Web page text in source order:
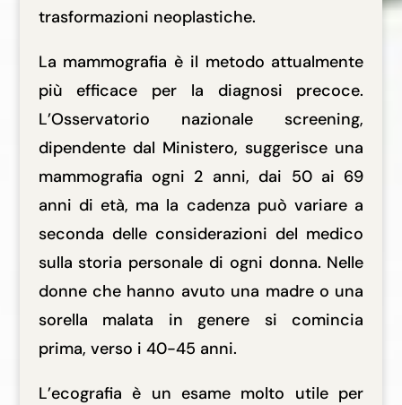
trasformazioni neoplastiche.
La mammografia è il metodo attualmente
più efficace per la diagnosi precoce.
L’Osservatorio nazionale screening,
dipendente dal Ministero, suggerisce una
mammografia ogni 2 anni, dai 50 ai 69
anni di età, ma la cadenza può variare a
seconda delle considerazioni del medico
sulla storia personale di ogni donna. Nelle
donne che hanno avuto una madre o una
sorella malata in genere si comincia
prima, verso i 40-45 anni.
L’ecografia è un esame molto utile per